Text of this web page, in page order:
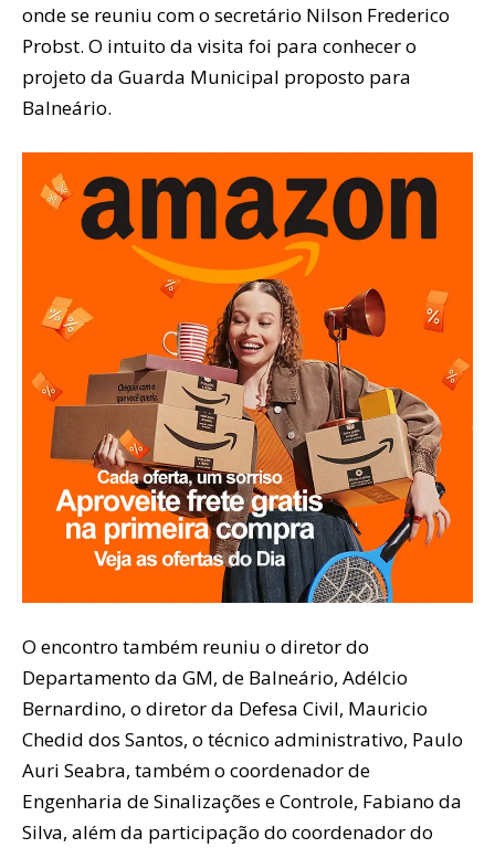
onde se reuniu com o secretário Nilson Frederico
Probst. O intuito da visita foi para conhecer o
projeto da Guarda Municipal proposto para
Balneário.
O encontro também reuniu o diretor do
Departamento da GM, de Balneário, Adélcio
Bernardino, o diretor da Defesa Civil, Mauricio
Chedid dos Santos, o técnico administrativo, Paulo
Auri Seabra, também o coordenador de
Engenharia de Sinalizações e Controle, Fabiano da
Silva, além da participação do coordenador do